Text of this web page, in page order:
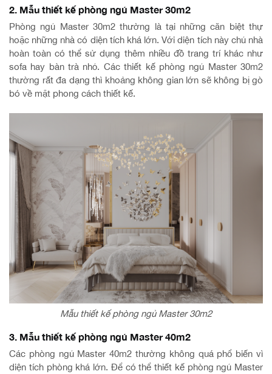
2. Mẫu thiết kế phòng ngủ Master 30m2
Phòng ngủ Master 30m2 thường là tại những căn biệt thự
hoặc những nhà có diện tích khá lớn. Với diện tích này chủ nhà
hoàn toàn có thể sử dụng thêm nhiều đồ trang trí khác như
sofa hay bàn trà nhỏ. Các thiết kế phòng ngủ Master 30m2
thường rất đa dạng thì khoảng không gian lớn sẽ không bị gò
bó về mặt phong cách thiết kế.
Mẫu thiết kế phòng ngủ Master 30m2
3. Mẫu thiết kế phòng ngủ Master 40m2
Các phòng ngủ Master 40m2 thường không quá phổ biến vì
diện tích phòng khá lớn. Để có thể thiết kế phòng ngủ Master